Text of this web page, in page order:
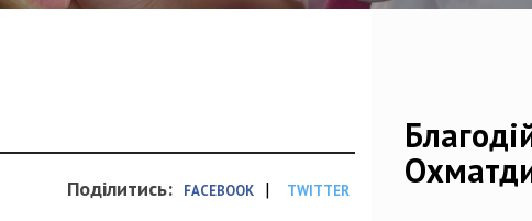
Поділитись: FACEBOOK | TWITTER